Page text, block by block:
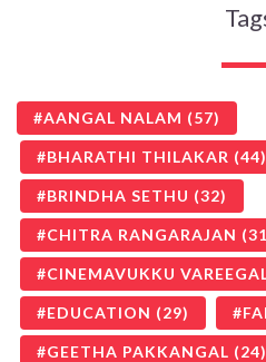
AANGAL NALAM (57)
BHARATHI THILAKAR (44)
BRINDHA SETHU (32)
CHITRA RANGARAJAN
CINEMAVUKKU
EDUCATION (29)
GEETHA PAKKANGAL (24)